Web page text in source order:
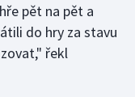
pět na pět a
do hry za stavu
řekl